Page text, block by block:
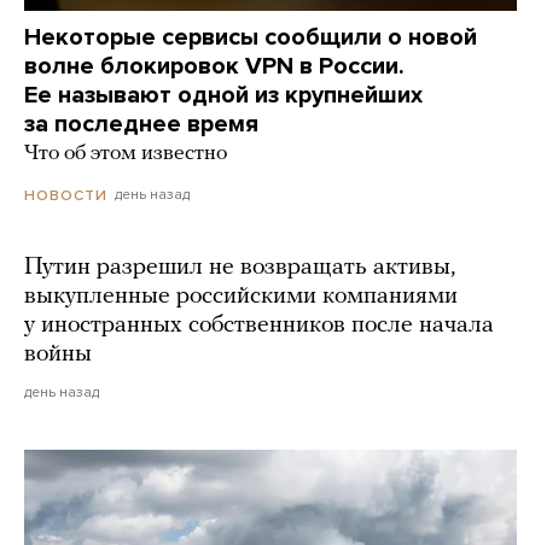
Некоторые сервисы сообщили о новой
волне блокировок VPN в России.
Ее называют одной из крупнейших
за последнее время
Что об этом известно
НОВОСТИ день назад
Путин разрешил не возвращать активы,
выкупленные российскими компаниями
у иностранных собственников после начала
войны
день назад